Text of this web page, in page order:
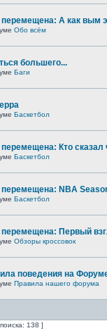
А как вым
Обо всём
большего...
Баги
Баскетбол
Кто сказал
Баскетбол
NBA
Баскетбол
Первый
Обзоры кроссовок
поведения на
Правила нашего форума
138 ]